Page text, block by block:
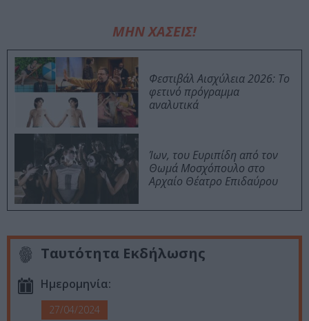
ΜΗΝ ΧΑΣΕΙΣ!
Φεστιβάλ Αισχύλεια 2026: Το
φετινό πρόγραμμα
αναλυτικά
Ίων, του Ευριπίδη από τον
Θωμά Μοσχόπουλο στο
Αρχαίο Θέατρο Επιδαύρου
Ταυτότητα Εκδήλωσης
Ημερομηνία:
27/04/2024